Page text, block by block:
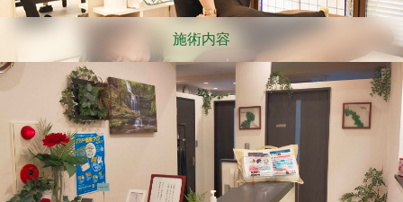
施術内容